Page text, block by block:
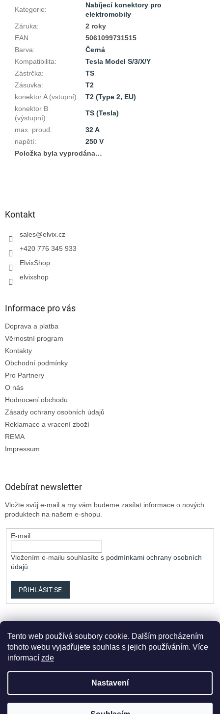
Tento web používá soubory cookie. Dalším procházením
tohoto webu vyjadřujete souhlas s jejich používáním. Více
informací zde
Nastavení
Kategorie:
Nabíjecí konektory pro
elektromobily
Záruka:
2 roky
EAN:
5061099731515
Barva:
Černá
Kompatibilita:
Tesla Model S/3/X/Y
Zástrčka:
TS
Zásuvka:
T2
konektor A (vstupní):
T2 (Type 2, EU)
konektor B
(výstupní):
TS (Tesla)
max. proud:
32 A
napětí:
250 V
Položka byla vyprodána…
Kontakt
sales@elvix.cz
+420 776 345 933
ElvixShop
elvixshop
Informace pro vás
Doprava a platba
Věrnostní program
Kontakty
Obchodní podmínky
Pro Partnery
O nás
Hodnocení obchodu
Zásady ochrany osobních údajů
Reklamace a vracení zboží
REMA
Impressum
Odebírat newsletter
Vložte svůj e-mail a my vám budeme zasílat informace o nových
produktech na našem e-shopu.
E-mail
Vložením e-mailu souhlasíte s podmínkami ochrany osobních
údajů
PŘIHLÁSIT SE